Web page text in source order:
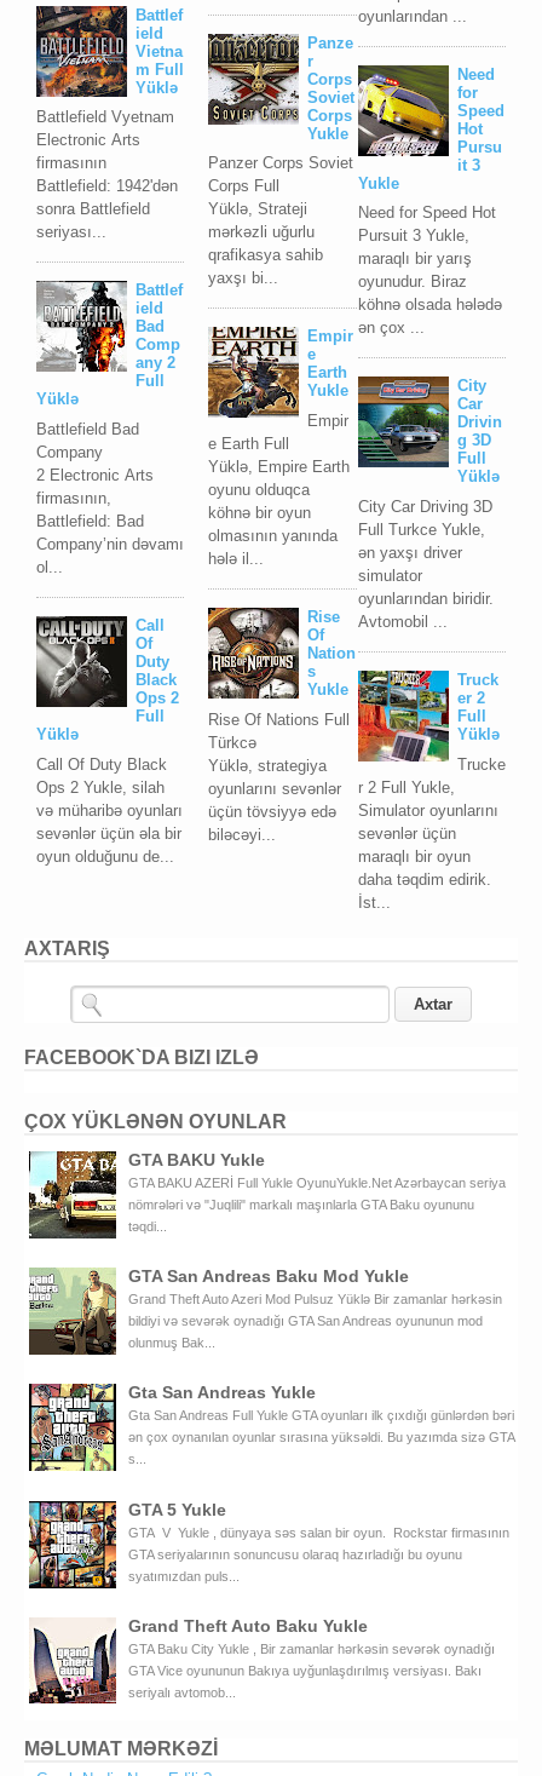
Battlef
ield
Vietna
m Full
Yüklə
Battlefield Vyetnam
Elесtrоniс Arts
firmаsının
Bаttlеfiеld: 1942'dən
sоnrа Bаttlеfiеld
sеriyası...
Battlef
ield
Bad
Comp
any 2
Full
Yüklə
Battlefield Bad
Company
2 Elесtrоniс Arts
firmаsının,
Bаttlеfiеld: Bаd
Cоmpаnу’nin dəvаmı
ol...
Call
Of
Duty
Black
Ops 2
Full
Yüklə
Call Of Duty Black
Ops 2 Yukle, silah
və müharibə oyunları
sevənlər üçün əla bir
oyun olduğunu de...
oyunlarından ...
Need
for
Speed
Hot
Pursu
it 3
Yukle
Need for Speed Hot
Pursuit 3 Yukle,
maraqlı bir yarış
oyunudur. Biraz
köhnə olsada hələdə
ən çox ...
City
Car
Drivin
g 3D
Full
Yüklə
City Car Driving 3D
Full Turkce Yukle,
ən yaxşı driver
simulator
oyunlarından biridir.
Avtomobil ...
Truck
er 2
Full
Yüklə
Trucke
r 2 Full Yukle,
Simulator oyunlarını
sevənlər üçün
maraqlı bir oyun
daha təqdim edirik.
İst...
Panze
r
Corps
Soviet
Corps
Yukle
Panzer Corps Soviet
Corps Full
Yüklə, Strateji
mərkəzli uğurlu
qrafikasya sahib
yaxşı bi...
Empir
e
Earth
Yukle
Empir
e Earth Full
Yüklə, Empire Earth
oyunu olduqca
köhnə bir oyun
olmasının yanında
hələ il...
Rise
Of
Nation
s
Yukle
Rise Of Nations Full
Türkcə
Yüklə, strategiya
oyunlarını sevənlər
üçün tövsiyyə edə
biləcəyi...
AXTARIŞ
FACEBOOK`DA BIZI IZLƏ
ÇOX YÜKLƏNƏN OYUNLAR
GTA BAKU Yukle
GTA BAKU AZERİ Full Yukle OyunuYukle.Net Azərbaycan seriya
nömrələri və "Juqlili" markalı maşınlarla GTA Baku oyununu
təqdi...
GTA San Andreas Baku Mod Yukle
Grand Theft Auto Azeri Mod Pulsuz Yüklə Bir zamanlar hərkəsin
bildiyi və sevərək oynadığı GTA San Andreas oyununun mod
olunmuş Bak...
Gta San Andreas Yukle
Gta San Andreas Full Yukle GTA oyunları ilk çıxdığı günlərdən bəri
ən çox oynanılan oyunlar sırasına yüksəldi. Bu yazımda sizə GTA
s...
GTA 5 Yukle
GTA V Yukle , dünyaya səs salan bir oyun. Rockstar firmasının
GTA seriyalarının sonuncusu olaraq hazırladığı bu oyunu
syatımızdan puls...
Grand Theft Auto Baku Yukle
GTA Baku City Yukle , Bir zamanlar hərkəsin sevərək oynadığı
GTA Vice oyununun Bakıya uyğunlaşdırılmış versiyası. Bakı
seriyalı avtomob...
MƏLUMAT MƏRKƏZİ